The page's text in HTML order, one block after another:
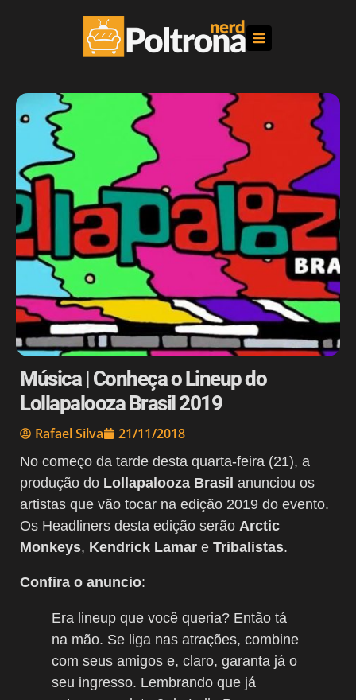
Música | Conheça o Lineup do
Lollapalooza Brasil 2019
Rafael Silva 21/11/2018
No começo da tarde desta quarta-feira (21), a
produção do Lollapalooza Brasil anunciou os
artistas que vão tocar na edição 2019 do evento.
Os Headliners desta edição serão Arctic
Monkeys, Kendrick Lamar e Tribalistas.
Confira o anuncio:
Era lineup que você queria? Então tá
na mão. Se liga nas atrações, combine
com seus amigos e, claro, garanta já o
seu ingresso. Lembrando que já